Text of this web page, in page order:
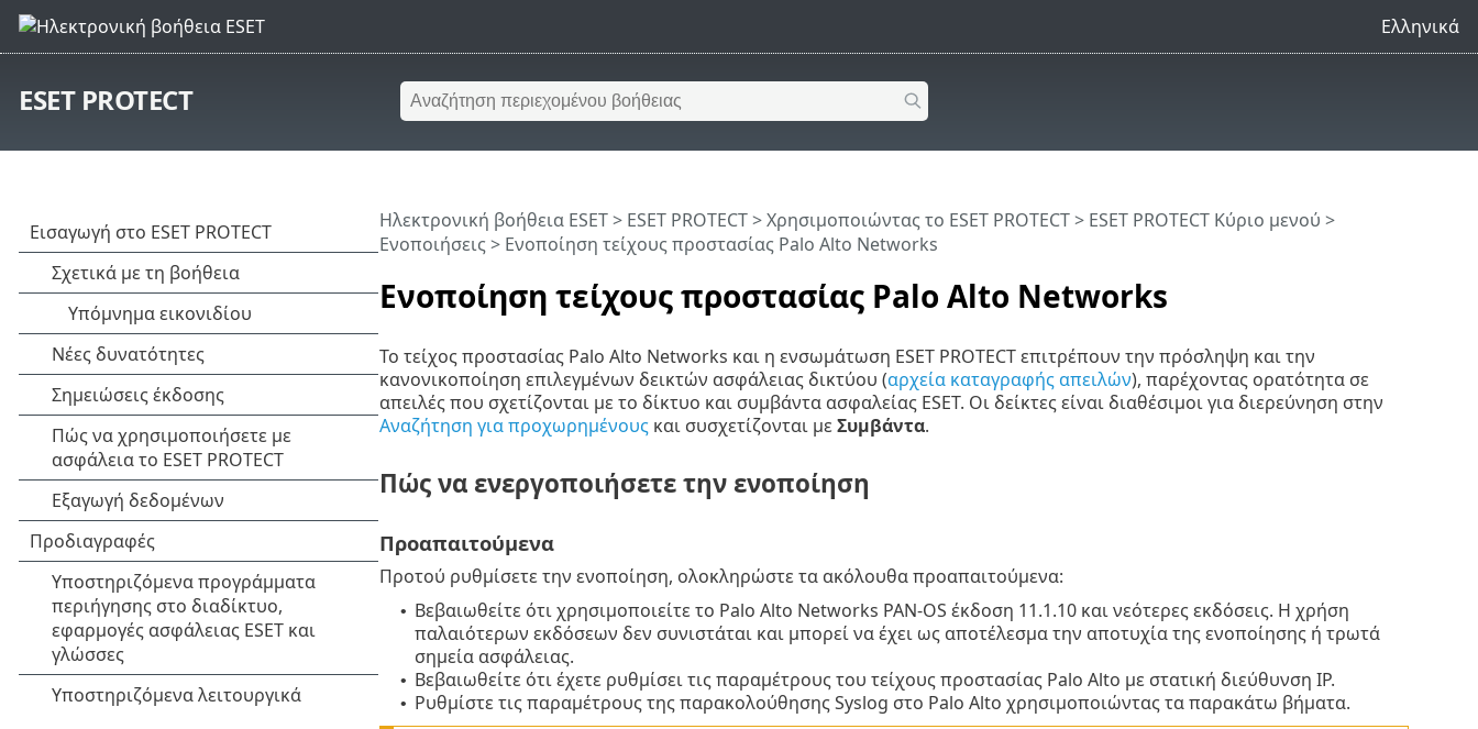
Ελληνικά
ESET PROTECT
Ενοποίηση τείχους προστασίας Palo Alto Networks
Ηλεκτρονική βοήθεια ESET> ESET PROTECT>Χρησιμοποιώντας το ESET PROTECT> ESET PROTECT Κύριο μενού >
Ενοποιήσεις > Ενοποίηση τείχους προστασίας Palo Alto Networks
Το τείχος προστασίας Palo Alto Networks και η ενσωμάτωση ESET PROTECT επιτρέπουν την πρόσληψη και την
κανονικοποίηση επιλεγμένων δεικτών ασφάλειας δικτύου (αρχεία καταγραφής απειλών), παρέχοντας ορατότητα σε
απειλές που σχετίζονται με το δίκτυο και συμβάντα ασφαλείας ESET. Οι δείκτες είναι διαθέσιμοι για διερεύνηση στην
Αναζήτηση για προχωρημένουςκαι συσχετίζονται μεΣυμβάντα.
Πώς να ενεργοποιήσετε την ενοποίηση
Προαπαιτούμενα
Προτού ρυθμίσετε την ενοποίηση, ολοκληρώστε τα ακόλουθα προαπαιτούμενα:
• Βεβαιωθείτε ότι χρησιμοποιείτε το Palo Alto Networks PAN-OS έκδοση 11.1.10 και νεότερες εκδόσεις. Η χρήση
παλαιότερων εκδόσεων δεν συνιστάται και μπορεί να έχει ως αποτέλεσμα την αποτυχία της ενοποίησης ή τρωτά
σημεία ασφάλειας.
• Βεβαιωθείτε ότι έχετε ρυθμίσει τις παραμέτρους του τείχους προστασίας Palo Alto με στατική διεύθυνση IP.
• Ρυθμίστε τις παραμέτρους της παρακολούθησης Syslog στο Palo Alto χρησιμοποιώντας τα παρακάτω βήματα.